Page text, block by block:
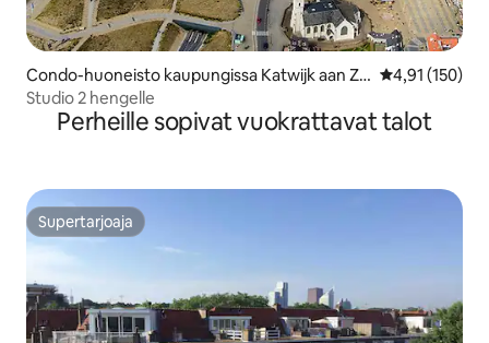
Condo-huoneisto kaupungissa Katwijk aan Ze
e
4,91 (150)
Studio 2 hengelle
Perheille sopivat vuokrattavat talot
Supertarjoaja
Supertarjoaja